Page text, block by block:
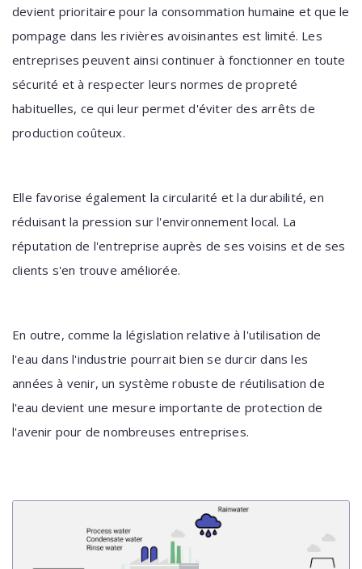
devient prioritaire pour la consommation humaine et que le
pompage dans les rivières avoisinantes est limité. Les
entreprises peuvent ainsi continuer à fonctionner en toute
sécurité et à respecter leurs normes de propreté
habituelles, ce qui leur permet d'éviter des arrêts de
production coûteux.
Elle favorise également la circularité et la durabilité, en
réduisant la pression sur l'environnement local. La
réputation de l'entreprise auprès de ses voisins et de ses
clients s'en trouve améliorée.
En outre, comme la législation relative à l'utilisation de
l'eau dans l'industrie pourrait bien se durcir dans les
années à venir, un système robuste de réutilisation de
l'eau devient une mesure importante de protection de
l'avenir pour de nombreuses entreprises.